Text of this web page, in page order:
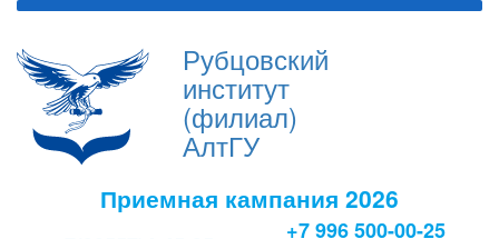
Рубцовский
институт
(филиал)
АлтГУ
Приемная кампания 2026
+7 996 500-00-25